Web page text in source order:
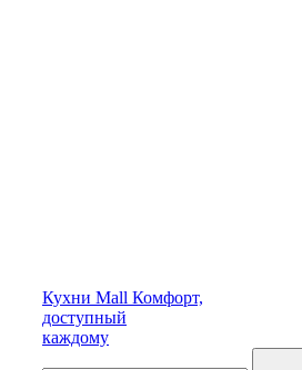
Кухни Mall Комфорт,
доступный
каждому